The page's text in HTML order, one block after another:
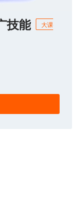
技能
大课